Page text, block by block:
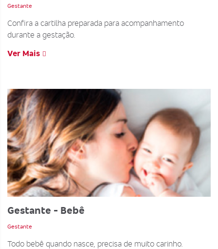
Gestante
Confira a cartilha preparada para acompanhamento
durante a gestação.
Ver Mais
Gestante - Bebê
Gestante
Todo bebê quando nasce, precisa de muito carinho.